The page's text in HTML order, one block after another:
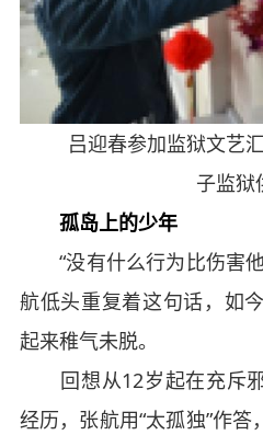
吕迎春参加监狱文艺汇
子监狱
孤岛上的少年
“没有什么行为比伤害他
航低头重复着这句话，如
起来稚气未脱。
回想从12岁起在充斥邪
经历，张航用“太孤独”作